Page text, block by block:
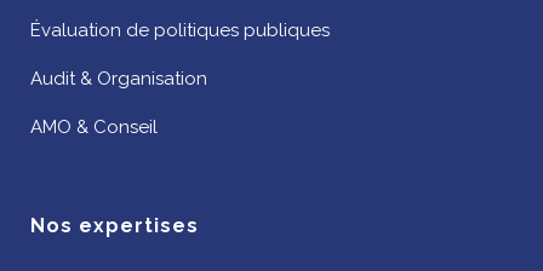
Évaluation de politiques publiques
Audit & Organisation
AMO & Conseil
Nos expertises